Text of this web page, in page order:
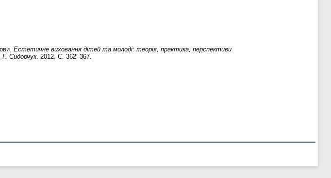
Естетичне виховання дітей та молоді: теорія, практика, перспективи
Сидорчук. 2012. С. 362–367.